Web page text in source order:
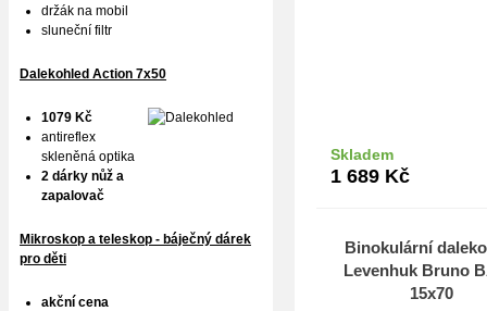
Skladem
1 689 Kč
Binokulární
Levenhuk Bruno
15x70
držák na mobil
sluneční filtr
Dalekohled Action 7x50
1079 Kč
antireflex
skleněná optika
2 dárky nůž a
zapalovač
Mikroskop a teleskop - báječný dárek
pro děti
akční cena